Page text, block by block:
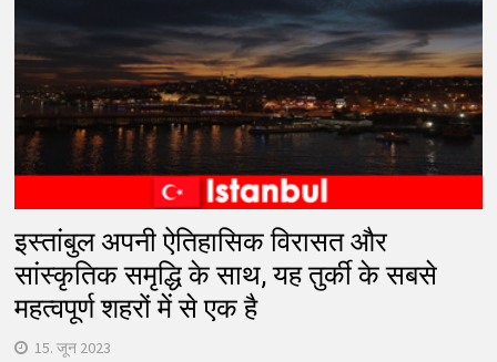
इस्तांबुल अपनी ऐतिहासिक विरासत और
सांस्कृतिक समृद्धि के साथ, यह तुर्की के सबसे
महत्वपूर्ण शहरों में से एक है
15. जून 2023